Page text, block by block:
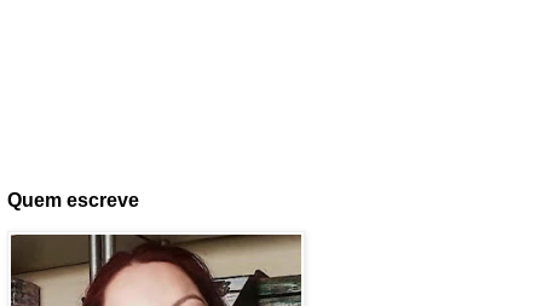
Quem escreve